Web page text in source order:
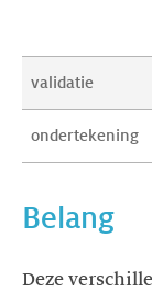
validatie
ondertekening
Belang
Deze